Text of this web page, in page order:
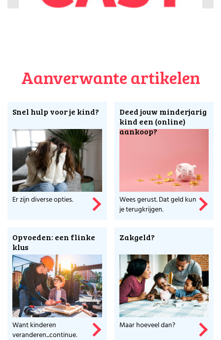
Aanverwante artikelen
Snel hulp voor je kind?
Er zijn diverse opties.
Deed jouw minderjarig
kind een (online)
aankoop?
Wees gerust. Dat geld kun
je terugkrijgen.
Opvoeden: een flinke
klus
Want kinderen
veranderen...continue.
Zakgeld?
Maar hoeveel dan?